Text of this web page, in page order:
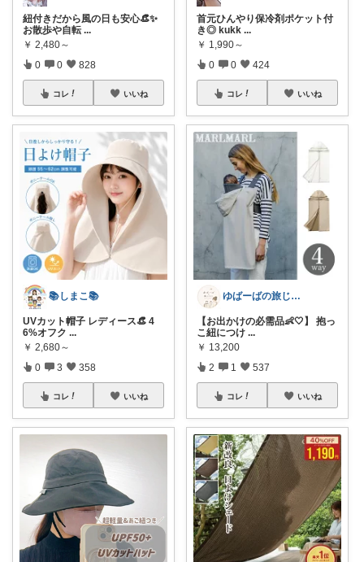
紐付きだから風の日も安心👒✨
お散歩や自転 ...
￥ 2,480～
0 0 828
コレ いいね
📚しまこ📚
UVカット帽子 レディース👒 4
6%オフク ...
￥ 2,680～
0 3 358
コレ いいね
首元ひんやり保冷剤ポケット付
き◎ kukk ...
￥ 1,990～
0 0 424
コレ いいね
ゆばーばの旅じたく
【お出かけの必需品👶🤍】 抱っ
こ紐につけ ...
￥ 13,200
2 1 537
コレ いいね